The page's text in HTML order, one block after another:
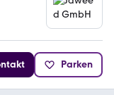
Parken